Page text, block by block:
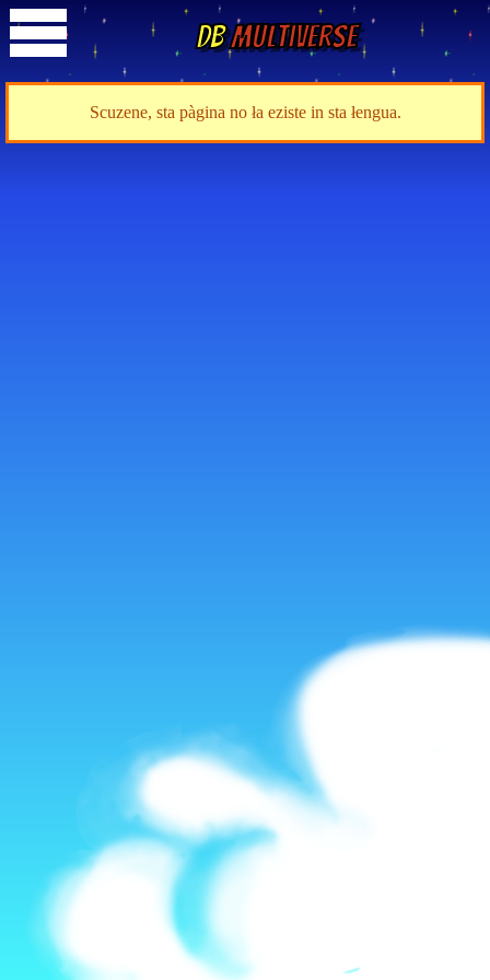
DBMultiverse
Scuzene, sta pàgina no ła eziste in sta łengua.